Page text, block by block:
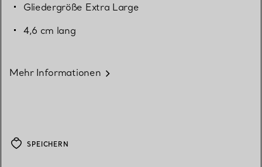
Gliedergröße Extra Large
4,6 cm lang
Mehr Informationen
SPEICHERN